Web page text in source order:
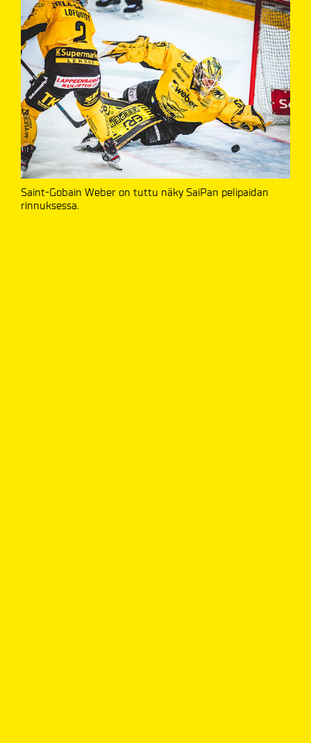
Saint-Gobain Weber on tuttu näky SaiPan pelipaidan
rinnuksessa.